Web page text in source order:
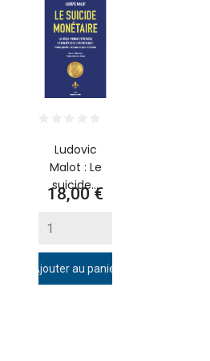
Ludovic
Malot : Le
suicide...
Prix
18,00 €
Ajouter au panier